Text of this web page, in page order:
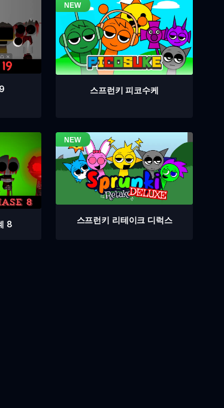
스프런키 피코수케
8 스프런키 리테이크 디럭스